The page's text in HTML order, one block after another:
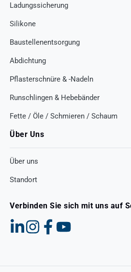
Ladungssicherung
Silikone
Baustellenentsorgung
Abdichtung
Pflasterschnüre & -Nadeln
Runschlingen & Hebebänder
Fette / Öle / Schmieren / Schaum
Über Uns
Über uns
Standort
Verbinden Sie sich mit uns auf